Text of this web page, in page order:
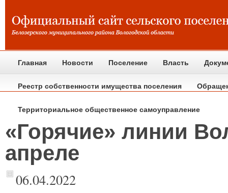
Главная Новости Поселение Власть
Реестр собственности имущества поселения
Территориальное общественное самоуправление
«Горячие» линии
апреле
06.04.2022